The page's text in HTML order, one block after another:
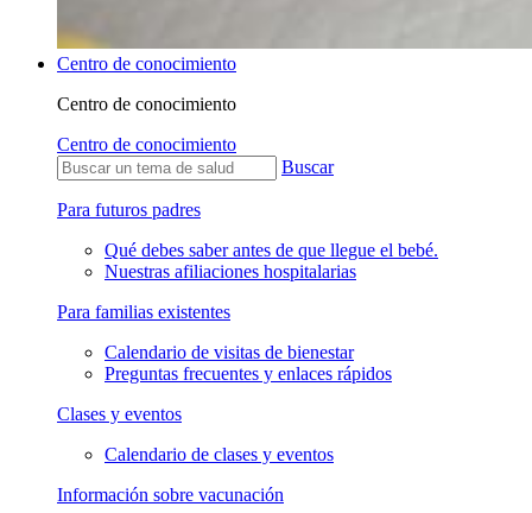
Centro de conocimiento
Centro de conocimiento
Centro de conocimiento
Buscar
Para futuros padres
Qué debes saber antes de que llegue el bebé.
Nuestras afiliaciones hospitalarias
Para familias existentes
Calendario de visitas de bienestar
Preguntas frecuentes y enlaces rápidos
Clases y eventos
Calendario de clases y eventos
Información sobre vacunación